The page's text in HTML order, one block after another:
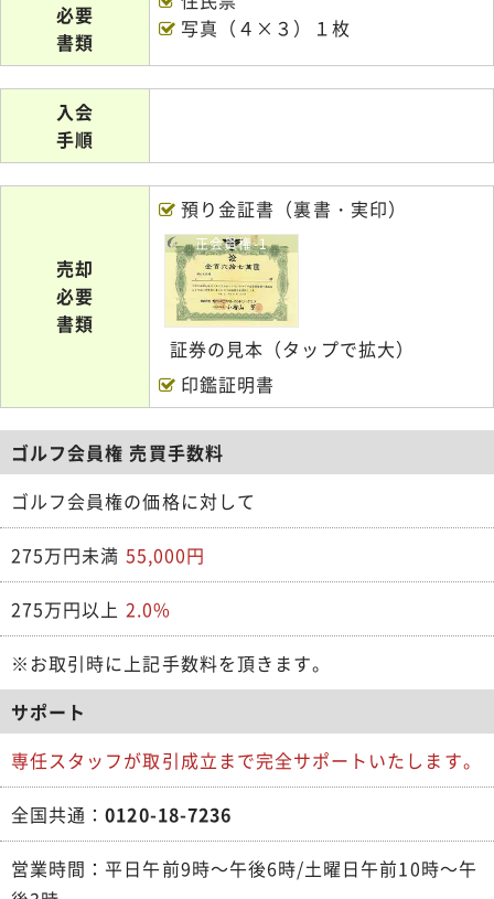
必要
書類
写真（４×３）１枚
入会
手順
売却
必要
書類
預り金証書（裏書・実印）
正会員権-1
証券の見本（タップで拡大）
印鑑証明書
ゴルフ会員権 売買手数料
ゴルフ会員権の価格に対して
275万円未満 55,000円
275万円以上 2.0%
※お取引時に上記手数料を頂きます。
サポート
専任スタッフが取引成立まで完全サポートいたします。
全国共通：0120-18-7236
営業時間：平日午前9時～午後6時/土曜日午前10時～午